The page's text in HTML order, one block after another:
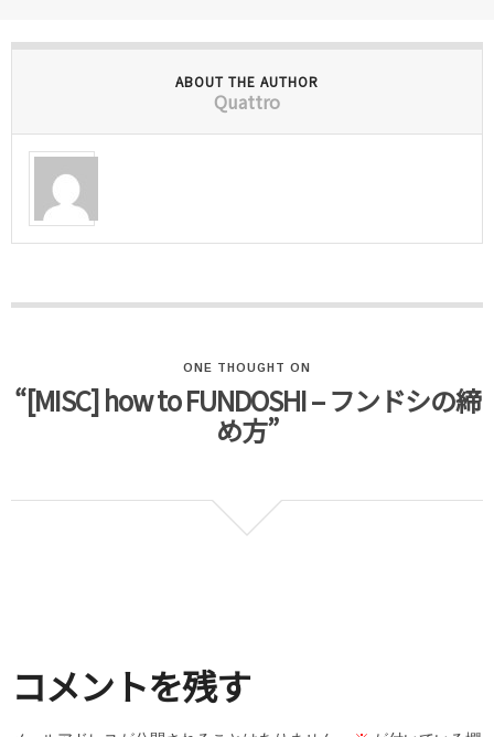
ABOUT THE AUTHOR
Quattro
ONE THOUGHT ON
“[MISC] how to FUNDOSHI – フンドシの締
め方”
コメントを残す